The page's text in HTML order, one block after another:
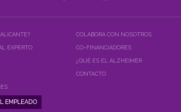
EXPERTO
COLABORA CON NOSOTROS
CO-FINANCIADORES
¿QUÉ ES EL ALZHEIMER
CONTACTO